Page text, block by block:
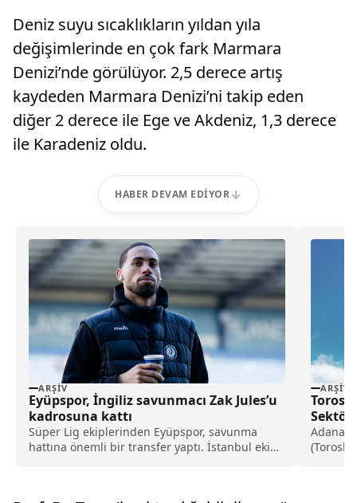
Deniz suyu sıcaklıkların yıldan yıla
değişimlerinde en çok fark Marmara
Denizi’nde görülüyor. 2,5 derece artış
kaydeden Marmara Denizi’ni takip eden
diğer 2 derece ile Ege ve Akdeniz, 1,3 derece
ile Karadeniz oldu.
HABER DEVAM EDIYOR
ARŞIV
Eyüpspor, İngiliz savunmacı Zak Jules’u
kadrosuna kattı
Süper Lig ekiplerinden Eyüpspor, savunma
hattına önemli bir transfer yaptı. İstanbul ekibi,
ARŞIV
Adana